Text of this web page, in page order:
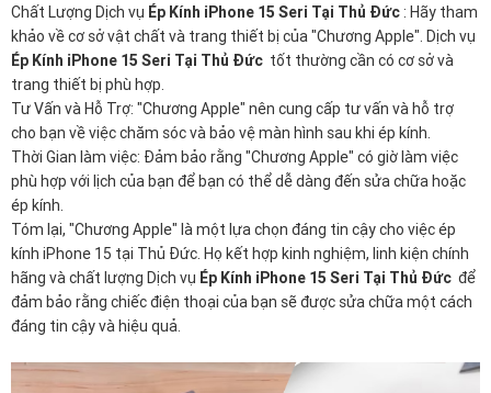
Chất Lượng Dịch vụ Ép Kính iPhone 15 Seri Tại Thủ Đức : Hãy tham
khảo về cơ sở vật chất và trang thiết bị của "Chương Apple". Dịch vụ
Ép Kính iPhone 15 Seri Tại Thủ Đức tốt thường cần có cơ sở và
trang thiết bị phù hợp.
Tư Vấn và Hỗ Trợ: "Chương Apple" nên cung cấp tư vấn và hỗ trợ
cho bạn về việc chăm sóc và bảo vệ màn hình sau khi ép kính.
Thời Gian làm việc: Đảm bảo rằng "Chương Apple" có giờ làm việc
phù hợp với lịch của bạn để bạn có thể dễ dàng đến sửa chữa hoặc
ép kính.
Tóm lại, "Chương Apple" là một lựa chọn đáng tin cậy cho việc ép
kính iPhone 15 tại Thủ Đức. Họ kết hợp kinh nghiệm, linh kiện chính
hãng và chất lượng Dịch vụ Ép Kính iPhone 15 Seri Tại Thủ Đức để
đảm bảo rằng chiếc điện thoại của bạn sẽ được sửa chữa một cách
đáng tin cậy và hiệu quả.